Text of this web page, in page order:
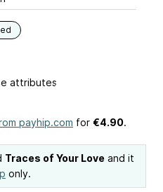
attributes
payhip.com for €4.90.
Traces of Your Love and it
only.